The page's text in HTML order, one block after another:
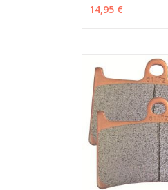
14,95 €